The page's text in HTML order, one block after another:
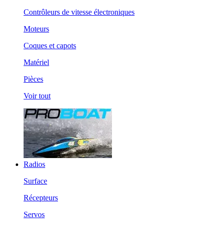
Contrôleurs de vitesse électroniques
Moteurs
Coques et capots
Matériel
Pièces
Voir tout
Radios
Surface
Récepteurs
Servos